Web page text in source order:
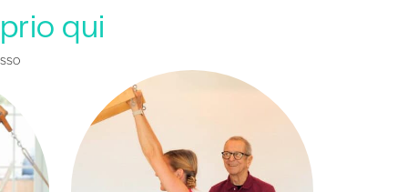
qui